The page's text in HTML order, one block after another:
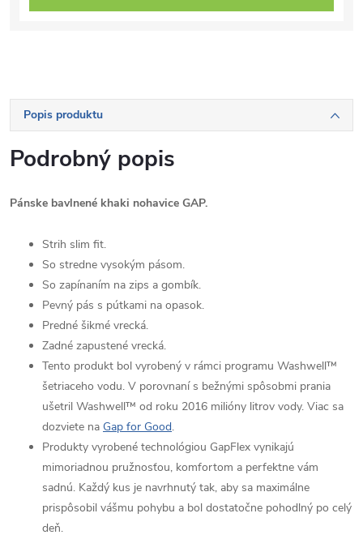
Popis produktu
Podrobný popis
Pánske bavlnené khaki nohavice GAP.
Strih slim fit.
So stredne vysokým pásom.
So zapínaním na zips a gombík.
Pevný pás s pútkami na opasok.
Predné šikmé vrecká.
Zadné zapustené vrecká.
Tento produkt bol vyrobený v rámci programu Washwell™
šetriaceho vodu. V porovnaní s bežnými spôsobmi prania
ušetril Washwell™ od roku 2016 milióny litrov vody. Viac sa
dozviete na Gap for Good.
Produkty vyrobené technológiou GapFlex vynikajú
mimoriadnou pružnosťou, komfortom a perfektne vám
sadnú. Každý kus je navrhnutý tak, aby sa maximálne
prispôsobil vášmu pohybu a bol dostatočne pohodlný po celý
deň.